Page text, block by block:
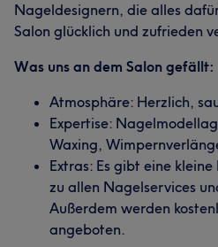
Nageldesignern, die alles
Salon glücklich und zufrieden
Was uns an dem Salon gefällt:
Atmosphäre: Herzlich,
Expertise:
Waxing,
Extras: Es gibt eine
zu allen Nagelservices
Außerdem werden
angeboten.